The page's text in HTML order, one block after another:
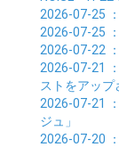
2026-07-25
2026-07-25
2026-07-22
2026-07-21
ストをアップ
2026-07-21
ジュ」
2026-07-20